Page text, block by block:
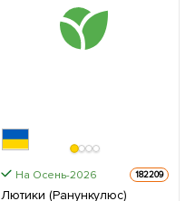
На Осень-2026 182209
Лютики (Ранункулюс)